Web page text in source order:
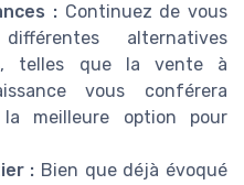
: Continuez de vous
alternatives
telles que la vente à
vous conférera
la meilleure option pour
: Bien que déjà évoqué